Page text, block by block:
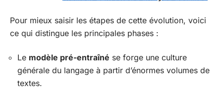
Pour mieux saisir les étapes de cette évolution, voici
ce qui distingue les principales phases :
Le modèle pré-entraîné se forge une culture
générale du langage à partir d’énormes volumes de
textes.